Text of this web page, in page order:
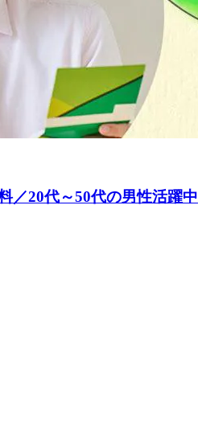
／20代～50代の男性活躍中